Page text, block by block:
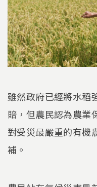
雖然政府已經將水稻
賠，但農民認為農業
對受災最嚴重的有機
補。